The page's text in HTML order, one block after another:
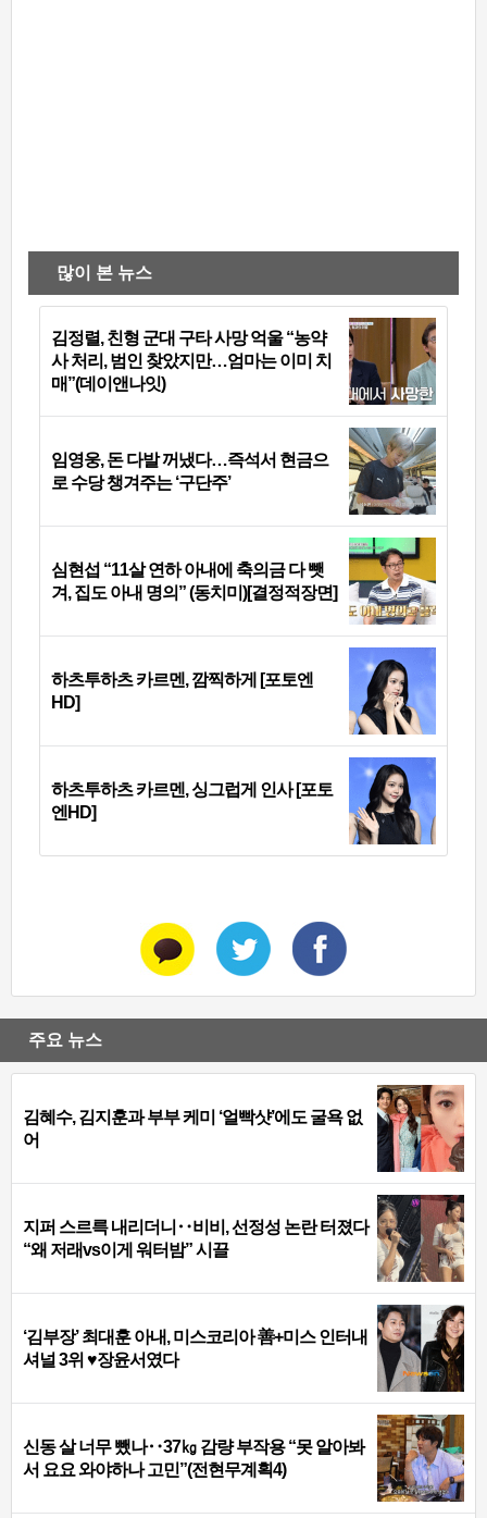
많이 본 뉴스
김정렬, 친형 군대 구타 사망 억울 “농약
사 처리, 범인 찾았지만…엄마는 이미 치
매”(데이앤나잇)
임영웅, 돈 다발 꺼냈다…즉석서 현금으
로 수당 챙겨주는 ‘구단주’
심현섭 “11살 연하 아내에 축의금 다 뺏
겨, 집도 아내 명의” (동치미)[결정적장면]
하츠투하츠 카르멘, 깜찍하게 [포토엔
HD]
하츠투하츠 카르멘, 싱그럽게 인사 [포토
엔HD]
주요 뉴스
김혜수, 김지훈과 부부 케미 ‘얼빡샷’에도 굴욕 없
어
지퍼 스르륵 내리더니‥비비, 선정성 논란 터졌다
“왜 저래vs이게 워터밤” 시끌
‘김부장’ 최대훈 아내, 미스코리아 善+미스 인터내
셔널 3위 ♥장윤서였다
신동 살 너무 뺐나‥37㎏ 감량 부작용 “못 알아봐
서 요요 와야하나 고민”(전현무계획4)